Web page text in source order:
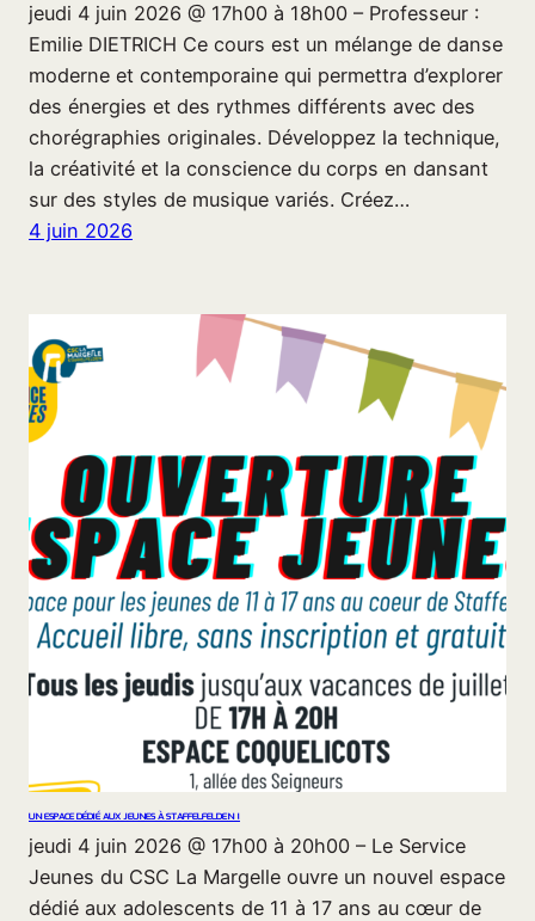
jeudi 4 juin 2026 @ 17h00 à 18h00 – Professeur :
Emilie DIETRICH Ce cours est un mélange de danse
moderne et contemporaine qui permettra d’explorer
des énergies et des rythmes différents avec des
chorégraphies originales. Développez la technique,
la créativité et la conscience du corps en dansant
sur des styles de musique variés. Créez…
4 juin 2026
UN ESPACE DÉDIÉ AUX JEUNES À STAFFELFELDEN !
jeudi 4 juin 2026 @ 17h00 à 20h00 – Le Service
Jeunes du CSC La Margelle ouvre un nouvel espace
dédié aux adolescents de 11 à 17 ans au cœur de